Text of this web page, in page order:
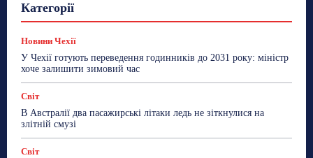
Категорії
Новини Чехії
Сад та город Світ
Спорт
ТехноМанія
Топ-новини Фоторепортаж
Новини Чехії
У Чехії готують переведення годинників до 2031 року: міністр
хоче залишити зимовий час
Світ
В Австралії два пасажирські літаки ледь не зіткнулися на
злітній смузі
Світ